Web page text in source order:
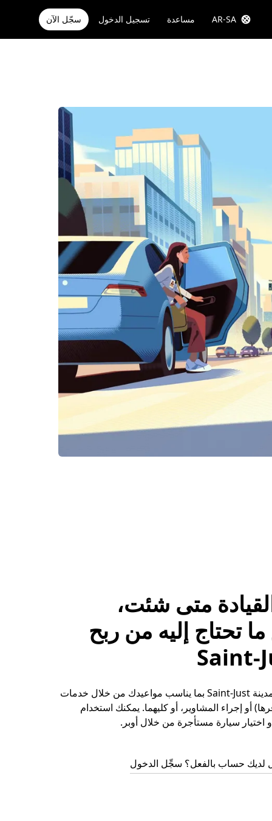
AR-SA مساعدة تسجيل الدخول سجّل الآن
متى شئت،
تحتاج إليه من ربح
حقِّق الأرباح في مدينة Saint-Just بما يناسب مواعيدك من خلال خدمات
أو إجراء المشاوير، أو كليهما. يمكنك استخدام
اختيار سيارة مستأجرة من خلال أوبر.
لديك حساب بالفعل؟ سجِّل الدخول